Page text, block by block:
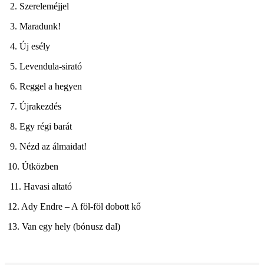
2. Szereleméjjel
3. Maradunk!
4. Új esély
5. Levendula-sirató
6. Reggel a hegyen
7. Újrakezdés
8. Egy régi barát
9. Nézd az álmaidat!
10. Útközben
11. Havasi altató
12. Ady Endre – A föl-föl dobott kő
13. Van egy hely (bónusz dal)